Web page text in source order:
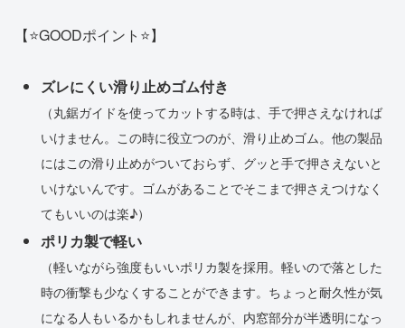
【⭐️GOODポイント⭐️】
ズレにくい滑り止めゴム付き
（丸鋸ガイドを使ってカットする時は、手で押さえなければ
いけません。この時に役立つのが、滑り止めゴム。他の製品
にはこの滑り止めがついておらず、グッと手で押さえないと
いけないんです。ゴムがあることでそこまで押さえつけなく
てもいいのは楽♪）
ポリカ製で軽い
（軽いながら強度もいいポリカ製を採用。軽いので落とした
時の衝撃も少なくすることができます。ちょっと耐久性が気
になる人もいるかもしれませんが、内窓部分が半透明になっ